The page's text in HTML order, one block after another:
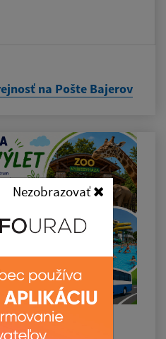
Nezobrazovať
na Pošte Bajerov